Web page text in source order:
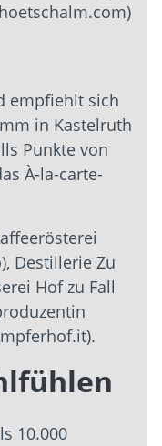
empfiehlt sich
in Kastelruth
Punkte von
À-la-carte-
Destillerie Zu
Hof zu Fall
10.000